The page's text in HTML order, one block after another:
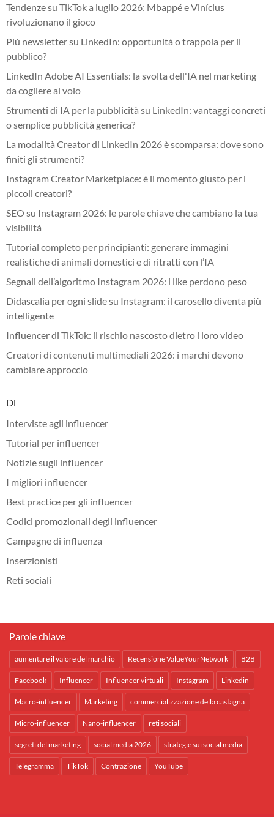
Tendenze su TikTok a luglio 2026: Mbappé e Vinícius
rivoluzionano il gioco
Più newsletter su LinkedIn: opportunità o trappola per il
pubblico?
LinkedIn Adobe AI Essentials: la svolta dell'IA nel marketing
da cogliere al volo
Strumenti di IA per la pubblicità su LinkedIn: vantaggi concreti
o semplice pubblicità generica?
La modalità Creator di LinkedIn 2026 è scomparsa: dove sono
finiti gli strumenti?
Instagram Creator Marketplace: è il momento giusto per i
piccoli creatori?
SEO su Instagram 2026: le parole chiave che cambiano la tua
visibilità
Tutorial completo per principianti: generare immagini
realistiche di animali domestici e di ritratti con l’IA
Segnali dell’algoritmo Instagram 2026: i like perdono peso
Didascalia per ogni slide su Instagram: il carosello diventa più
intelligente
Influencer di TikTok: il rischio nascosto dietro i loro video
Creatori di contenuti multimediali 2026: i marchi devono
cambiare approccio
Di
Interviste agli influencer
Tutorial per influencer
Notizie sugli influencer
I migliori influencer
Best practice per gli influencer
Codici promozionali degli influencer
Campagne di influenza
Inserzionisti
Reti sociali
Parole chiave
aumentare il valore del marchio Recensione ValueYourNetwork B2B
Facebook Influencer Influencer virtuali Instagram Linkedin
Macro-influencer Marketing commercializzazione della castagna
Micro-influencer Nano-influencer reti sociali
segreti del marketing social media 2026 strategie sui social media
Telegramma TikTok Contrazione YouTube